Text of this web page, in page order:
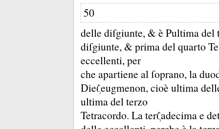
50
delle diſgiunte, & è Pultima del
diſgiunte, & prima del quarto
eccellenti, per
che apartiene al ſoprano, la
Dieζeugmenon, cioè ultima
ultima del terzo
Tetracordo. La terζadecima e